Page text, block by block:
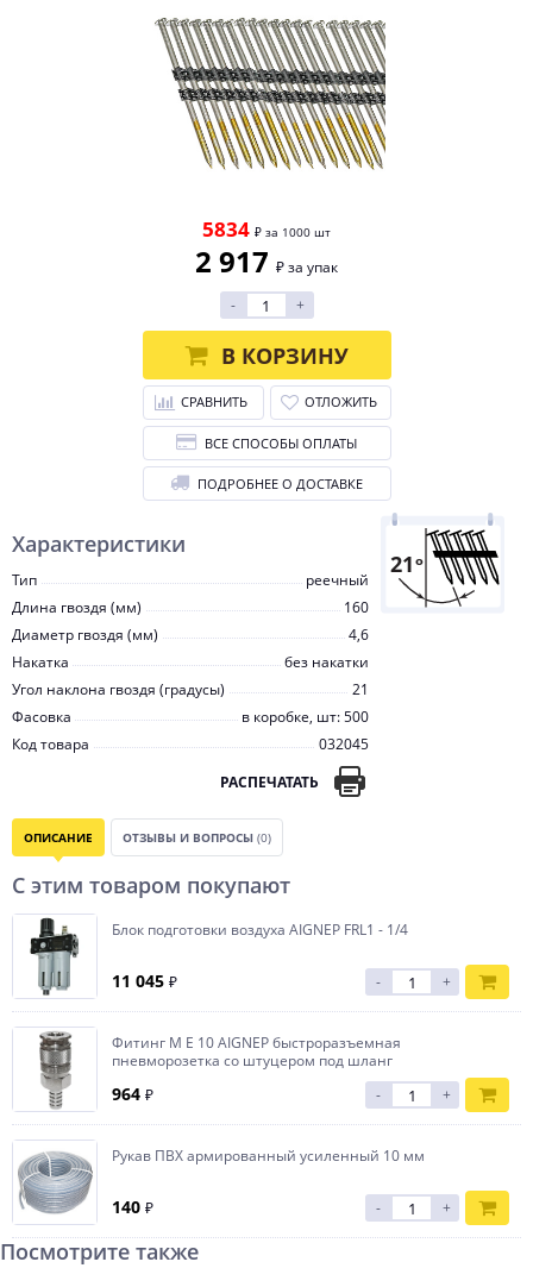
Характеристики
Тип
реечный
Длина гвоздя (мм)
160
Диаметр гвоздя (мм)
4,6
Накатка
без накатки
Угол наклона гвоздя (градусы)
21
Фасовка
в коробке, шт: 500
Код товара
032045
РАСПЕЧАТАТЬ
5834 ₽ за 1000 шт
2 917 ₽ за упак
-
+
В КОРЗИНУ
СРАВНИТЬ ОТЛОЖИТЬ
ВСЕ СПОСОБЫ ОПЛАТЫ
ПОДРОБНЕЕ О ДОСТАВКЕ
ОПИСАНИЕ ОТЗЫВЫ И ВОПРОСЫ (0)
С этим товаром покупают
Блок подготовки воздуха AIGNEP FRL1 - 1/4
11 045 ₽ - +
Фитинг М E 10 AIGNEP быстроразъемная
пневморозетка со штуцером под шланг
964 ₽ - +
Рукав ПВХ армированный усиленный 10 мм
140 ₽ - +
Посмотрите также